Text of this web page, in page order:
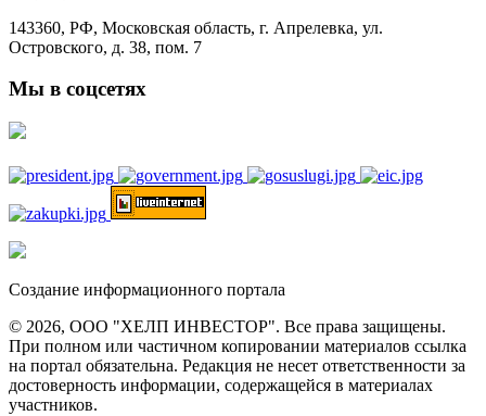
143360, РФ, Московская область, г. Апрелевка, ул.
Островского, д. 38, пом. 7
Мы в соцсетях
Создание информационного портала
© 2026, ООО "ХЕЛП ИНВЕСТОР". Все права защищены.
При полном или частичном копировании материалов ссылка
на портал обязательна. Редакция не несет ответственности за
достоверность информации, содержащейся в материалах
участников.